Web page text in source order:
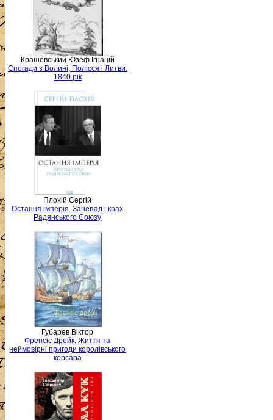
Крашевський Юзеф Ігнацій
Спогади з Волині, Полісся і Литви.
1840 рік
Плохій Сергій
Остання імперія. Занепад і крах
Радянського Союзу
Губарев Віктор
Френсіс Дрейк. Життя та
неймовірні пригоди королівського
корсара